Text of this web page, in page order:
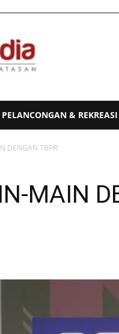
PELANCONGAN & REKREASI
DENGAN TBPR’
MAIN